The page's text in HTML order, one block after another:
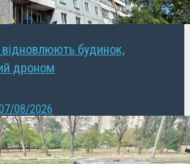
будинок,
дроном
08/2026